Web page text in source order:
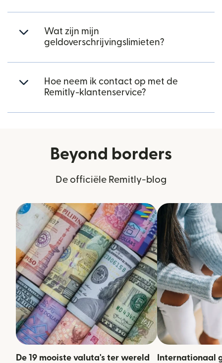
Wat zijn mijn
geldoverschrijvingslimieten?
Hoe neem ik contact op met de
Remitly-klantenservice?
Beyond borders
De officiële Remitly-blog
De 19 mooiste valuta's ter wereld
Internationaal